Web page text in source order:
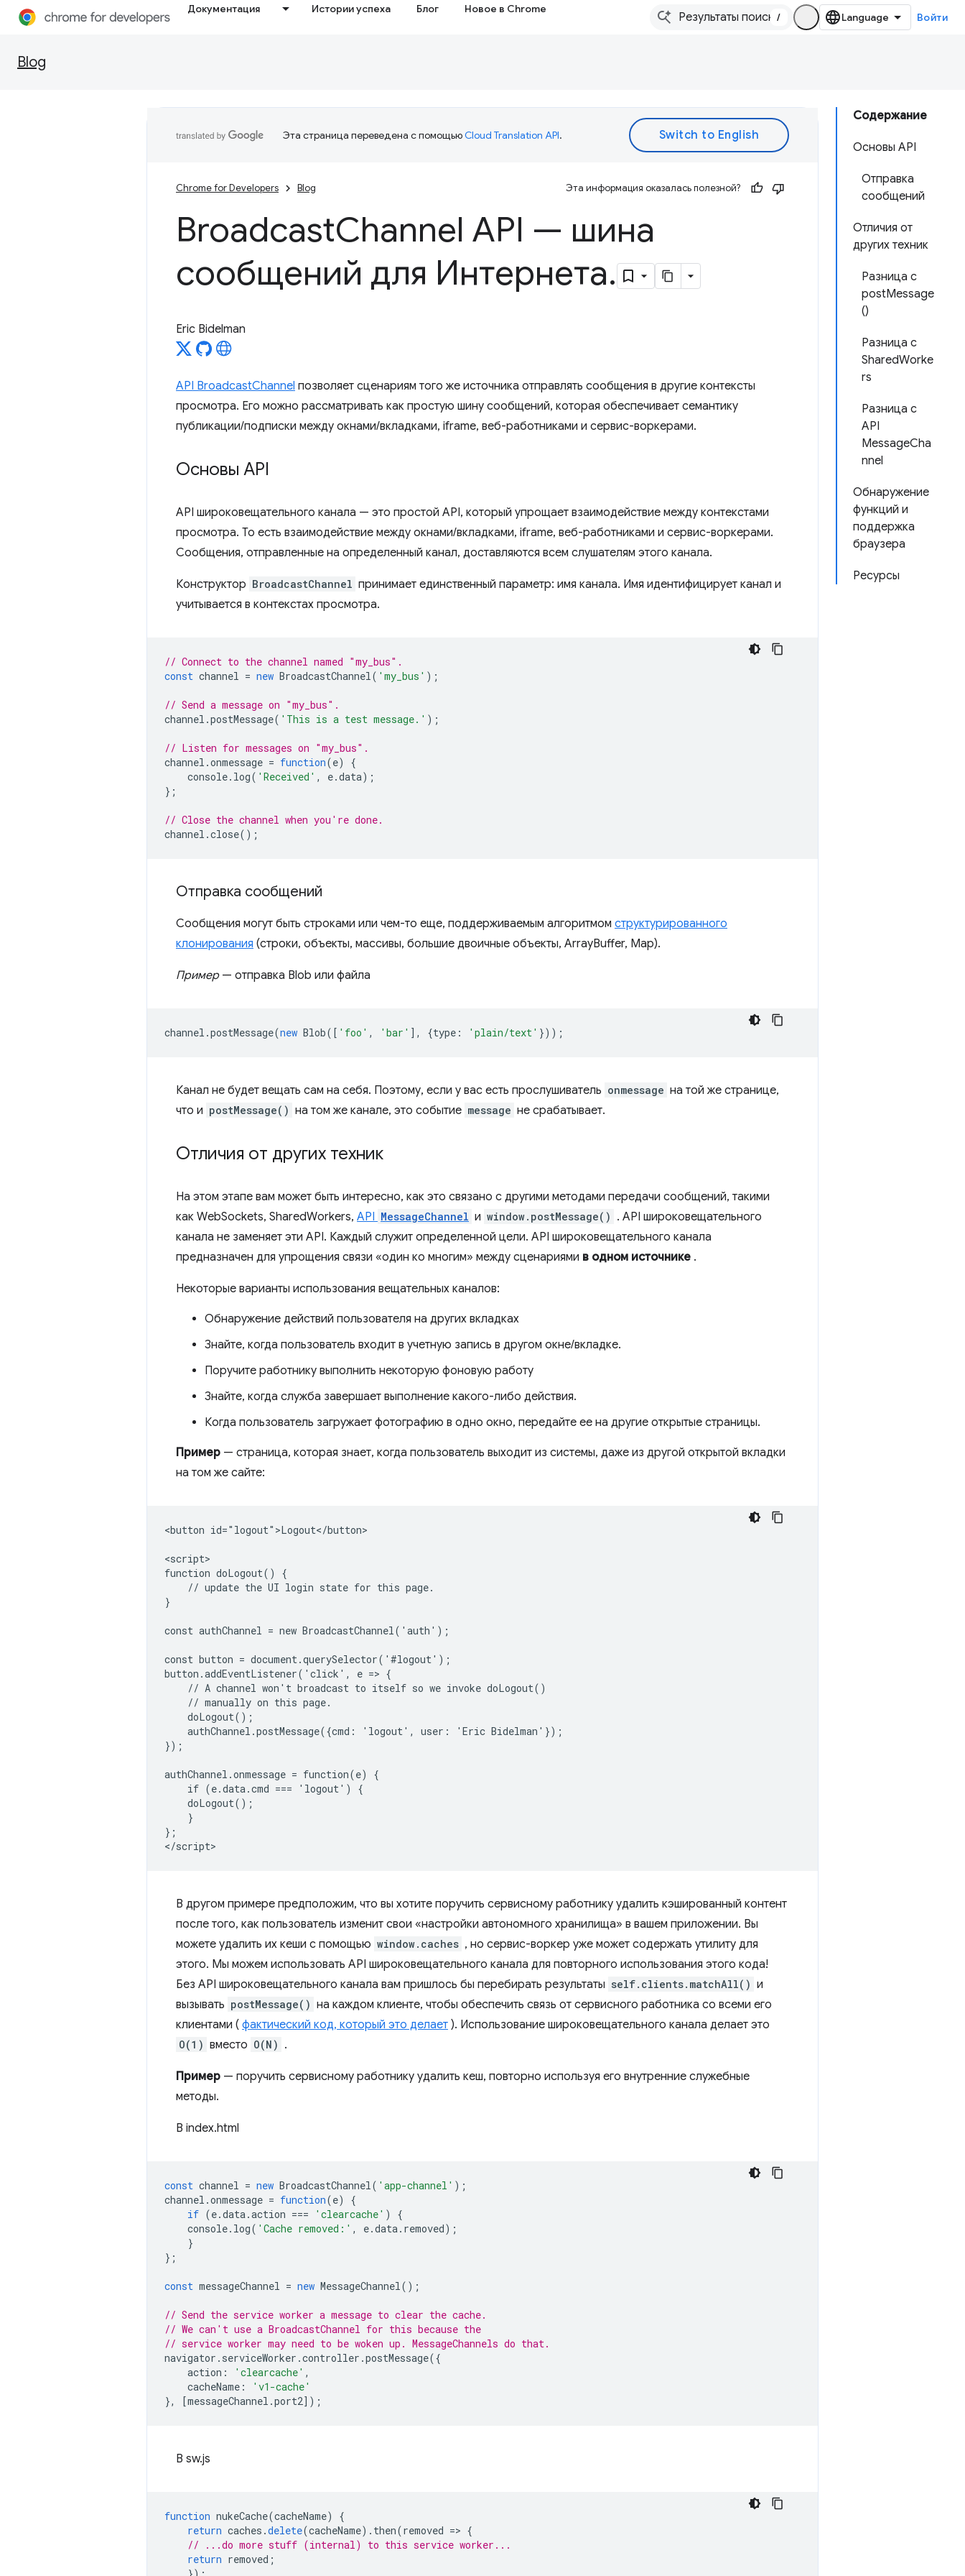
Документация Истории успеха Блог Новое в Chrome
/ Войти
Blog
Содержание
Основы API
Отправка
сообщений
Отличия от
других техник
Разница с
postMessage
()
Разница с
SharedWorke
rs
Разница с
API
MessageCha
nnel
Обнаружение
функций и
поддержка
браузера
Ресурсы
Эта страница переведена с помощьюCloud Translation API.
Chrome for Developers Blog Эта информация оказалась полезной?
BroadcastChannel API — шина
сообщений для Интернета.
Eric Bidelman
API BroadcastChannel позволяет сценариям того же источника отправлять сообщения в другие контексты
просмотра. Его можно рассматривать как простую шину сообщений, которая обеспечивает семантику
публикации/подписки между окнами/вкладками, iframe, веб-работниками и сервис-воркерами.
Основы API
API широковещательного канала — это простой API, который упрощает взаимодействие между контекстами
просмотра. То есть взаимодействие между окнами/вкладками, iframe, веб-работниками и сервис-воркерами.
Сообщения, отправленные на определенный канал, доставляются всем слушателям этого канала.
Конструктор BroadcastChannel принимает единственный параметр: имя канала. Имя идентифицирует канал и
учитывается в контекстах просмотра.
// Connect to the channel named "my_bus".
const channel = new BroadcastChannel( 'my_bus' );
// Send a message on "my_bus".
channel .postMessage( 'This is a test message.' );
// Listen for messages on "my_bus".
channel .onmessage = function(e)
{
console. log( 'Received' , e.data);
};
// Close the channel when you're done.
channel .close();
Отправка сообщений
Сообщения могут быть строками или чем-то еще, поддерживаемым алгоритмом структурированного
клонирования (строки, объекты, массивы, большие двоичные объекты, ArrayBuffer, Map).
Пример— отправка Blob или файла
channel .postMessage(new Blob([ 'foo' , 'bar' ], {type : 'plain/text' }));
Канал не будет вещать сам на себя. Поэтому, если у вас есть прослушиватель onmessage на той же странице,
что и postMessage() на том же канале, это событие message не срабатывает.
Отличия от других техник
На этом этапе вам может быть интересно, как это связано с другими методами передачи сообщений, такими
как WebSockets, SharedWorkers, API MessageChannel и window.postMessage() . API широковещательного
канала не заменяет эти API. Каждый служит определенной цели. API широковещательного канала
предназначен для упрощения связи «один ко многим» между сценариями в одном источнике .
Некоторые варианты использования вещательных каналов:
Обнаружение действий пользователя на других вкладках
Знайте, когда пользователь входит в учетную запись в другом окне/вкладке.
Поручите работнику выполнить некоторую фоновую работу
Знайте, когда служба завершает выполнение какого-либо действия.
Когда пользователь загружает фотографию в одно окно, передайте ее на другие открытые страницы.
Пример — страница, которая знает, когда пользователь выходит из системы, даже из другой открытой вкладки
на том же сайте:
<button id="logout">Logout</button>
<script>
function doLogout() {
    // update the UI login state for this page.
}
const authChannel = new BroadcastChannel('auth');
const button = document.querySelector('#logout');
button.addEventListener('click', e => {
    // A channel won't broadcast to itself so we invoke doLogout()
    // manually on this page.
    doLogout();
    authChannel.postMessage({cmd: 'logout', user: 'Eric Bidelman'});
});
authChannel.onmessage = function(e) {
    if (e.data.cmd === 'logout') {
    doLogout();
    }
};
В другом примере предположим, что вы хотите поручить сервисному работнику удалить кэшированный контент
после того, как пользователь изменит свои «настройки автономного хранилища» в вашем приложении. Вы
можете удалить их кеши с помощью window.caches , но сервис-воркер уже может содержать утилиту для
этого. Мы можем использовать API широковещательного канала для повторного использования этого кода!
Без API широковещательного канала вам пришлось бы перебирать результаты self.clients.matchAll() и
вызывать postMessage() на каждом клиенте, чтобы обеспечить связь от сервисного работника со всеми его
клиентами ( фактический код, который это делает ). Использование широковещательного канала делает это
O(1) вместо O(N) .
Пример — поручить сервисному работнику удалить кеш, повторно используя его внутренние служебные
методы.
В index.html
const channel = new BroadcastChannel( 'app-channel' );
channel .onmessage = function(e)
{
if (e.data.action === 'clearcache' )
{
console. log( 'Cache removed:' , e.data. removed);
}
};
const messageChannel = new MessageChannel();
// Send the service worker a message to clear the cache.
// We can't use a BroadcastChannel for this because the
// service worker may need to be woken up. MessageChannels do that.
navigator . serviceWorker .controller .postMessage({
action : 'clearcache' ,
cacheName :
'v1-cache'
},
[messageChannel .port2]);
В sw.js
function nukeCache(cacheName)
{
return caches .delete(cacheName). then(removed => {
// ...do more stuff (internal) to this service worker...
return removed ;